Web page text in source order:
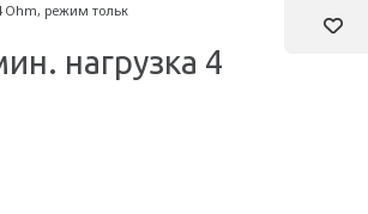
Ohm, режим тольк
нагрузка 4